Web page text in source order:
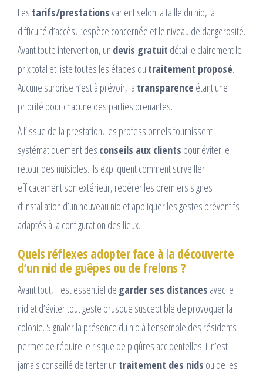
Les tarifs/prestationsvarient selon la taille du nid, la
difficulté d’accès, l’espèce concernée et le niveau de dangerosité.
Avant toute intervention, un devis gratuit détaille clairement le
prix total et liste toutes les étapes du traitement proposé.
Aucune surprise n’est à prévoir, la transparence étant une
priorité pour chacune des parties prenantes.
À l’issue de la prestation, les professionnels fournissent
systématiquement des conseils aux clients pour éviter le
retour des nuisibles. Ils expliquent comment surveiller
efficacement son extérieur, repérer les premiers signes
d’installation d’un nouveau nid et appliquer les gestes préventifs
adaptés à la configuration des lieux.
Quels réflexes adopter face à la découverte
d’un nid de guêpes ou de frelons ?
Avant tout, il est essentiel de garder ses distances avec le
nid et d’éviter tout geste brusque susceptible de provoquer la
colonie. Signaler la présence du nid à l’ensemble des résidents
permet de réduire le risque de piqûres accidentelles. Il n’est
jamais conseillé de tenter un traitement des nids ou de les